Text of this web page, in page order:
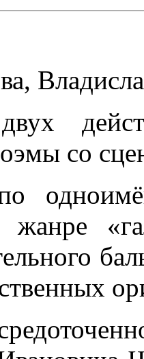
,
со